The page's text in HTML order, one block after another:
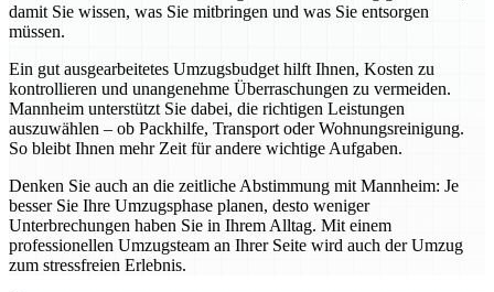
damit Sie wissen, was Sie mitbringen und was Sie entsorgen
müssen.
Ein gut ausgearbeitetes Umzugsbudget hilft Ihnen, Kosten zu
kontrollieren und unangenehme Überraschungen zu vermeiden.
Mannheim unterstützt Sie dabei, die richtigen Leistungen
auszuwählen – ob Packhilfe, Transport oder Wohnungsreinigung.
So bleibt Ihnen mehr Zeit für andere wichtige Aufgaben.
Denken Sie auch an die zeitliche Abstimmung mit Mannheim: Je
besser Sie Ihre Umzugsphase planen, desto weniger
Unterbrechungen haben Sie in Ihrem Alltag. Mit einem
professionellen Umzugsteam an Ihrer Seite wird auch der Umzug
zum stressfreien Erlebnis.